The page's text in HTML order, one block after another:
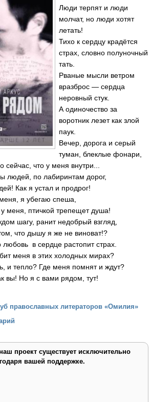
Люди терпят и люди
молчат, но люди хотят
летать!
Тихо к сердцу крадётся
страх, словно полуночный
тать.
Рваные мысли ветром
вразброс — сердца
неровный стук.
А одиночество за
воротник лезет как злой
паук.
Вечер, дорога и серый
туман, блеклые фонари,
что у меня внутри...
людей, по лабиринтам дорог,
Как я устал и продрог!
я убегаю спеша,
меня, птичкой трепещет душа!
шагу, ранит недобрый взгляд,
что дышу я же не виноват!?
любовь в сердце растопит страх.
меня в этих холодных мирах?
и тепло? Где меня помнят и ждут?
вы! Но я с вами рядом, тут!
православных литераторов «Омилия»
проект существует исключительно
вашей поддержке.